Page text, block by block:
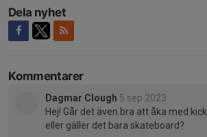
Dela nyhet
Kommentarer
Dagmar Clough 5 sep 2023
Hej! Går det även bra att åka med
eller gäller det bara skateboard?